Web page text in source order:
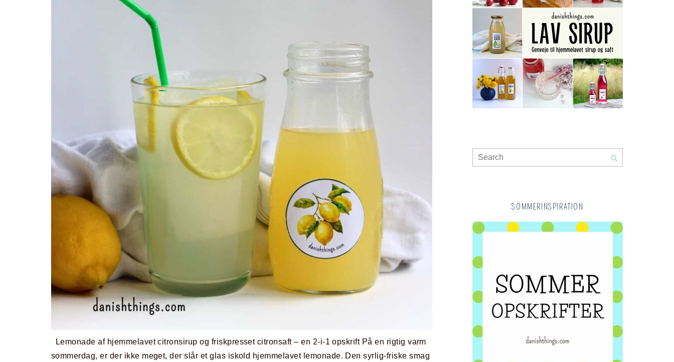
Lemonade af hjemmelavet citronsirup og friskpresset citronsaft – en 2-i-1 opskrift På en rigtig varm
sommerdag, er der ikke meget, der slår et glas iskold hjemmelavet lemonade. Den syrlig-friske smag
SOMMERINSPIRATION